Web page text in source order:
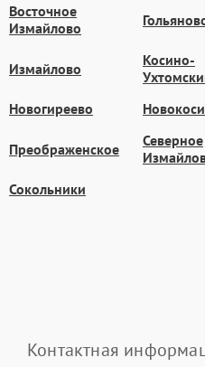
Восточное
Измайлово
Измайлово
Косино-
Новогиреево
Преображенское
Северное
Сокольники
Контактная